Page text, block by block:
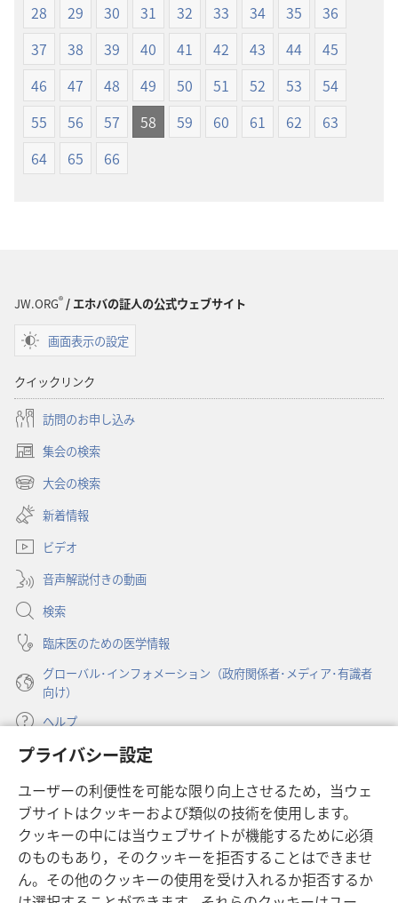
プライバシー設定
ユーザーの利便性を可能な限り向上させるため，当ウェ
ブサイトはクッキーおよび類似の技術を使用します。
クッキーの中には当ウェブサイトが機能するために必須
のものもあり，そのクッキーを拒否することはできませ
ん。その他のクッキーの使用を受け入れるか拒否するか
界
聖
（1985
年
界
聖
（1985
年
28
29 30 31 32 33 34 35
36
37
38 39 40 41 42 43 44
45
46
47 48 49 50 51 52 53
54
55
56 57 58 59 60 61 62
63
64
65 66
JW.ORG®/ エホバの証人の公式ウェブサイト
画面表示の設定
クイックリンク
訪問のお申し込み
集会の検索
（新
し
タ
で
開
く）
大会の検索
（新
し
い
タ
ブ
で
開
く）
新着情報
ビデオ
音声解説付きの動画
検索
臨床医のための医学情報
グローバル･インフォメーション（政府関係者･メディア･有識者
向け）
ヘルプ
寄付
し
い
タ
ブ
で
開
ものみの塔 オンライン・ライブラリー
（新
し
い
タ
ブ
JW Hub ®
（新
し
JW Library ®